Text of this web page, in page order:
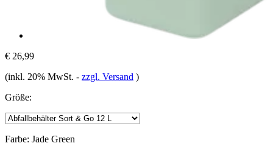
€ 26,99
(inkl. 20% MwSt. - zzgl. Versand )
Größe:
Farbe: Jade Green